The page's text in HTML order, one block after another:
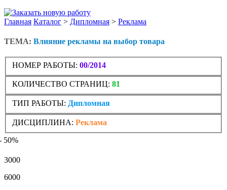
Главная Каталог > Дипломная > Реклама
ТЕМА: Влияние рекламы на выбор товара
НОМЕР РАБОТЫ: 00/2014
КОЛИЧЕСТВО СТРАНИЦ: 81
ТИП РАБОТЫ: Дипломная
ДИСЦИПЛИНА: Реклама
50%
3000
6000